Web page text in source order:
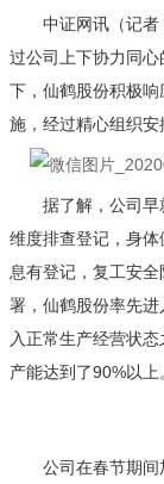
中证网讯（记
过公司上下协力同
下，仙鹤股份积极响
施，经过精心组织安
据了解，公司早
维度排查登记，身
息有登记，复工安
署，仙鹤股份率先
入正常生产经营状
产能达到了90%以上
公司在春节期间